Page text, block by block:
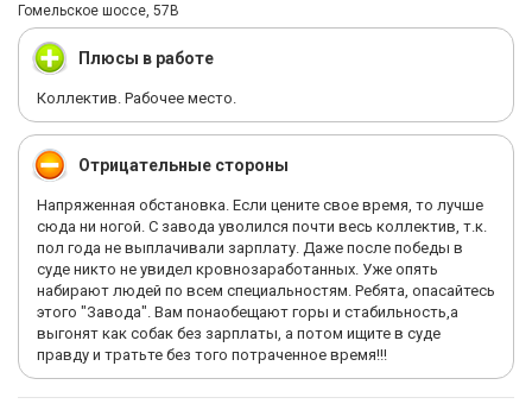
Гомельское шоссе, 57В
Плюсы в работе
Коллектив. Рабочее место.
Отрицательные стороны
Напряженная обстановка. Если цените свое время, то лучше
сюда ни ногой. С завода уволился почти весь коллектив, т.к.
пол года не выплачивали зарплату. Даже после победы в
суде никто не увидел кровнозаработанных. Уже опять
набирают людей по всем специальностям. Ребята, опасайтесь
этого "Завода". Вам понаобещают горы и стабильность,а
выгонят как собак без зарплаты, а потом ищите в суде
правду и тратьте без того потраченное время!!!